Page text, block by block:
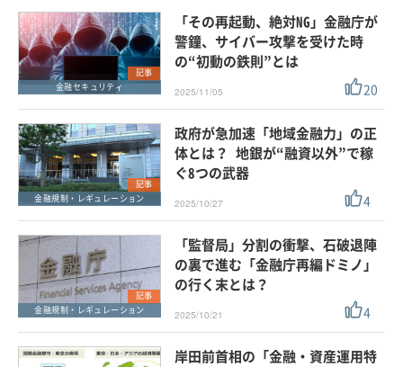
記事
金融セキュリティ
「その再起動、絶対NG」金融庁が
警鐘、サイバー攻撃を受けた時
の“初動の鉄則”とは
2025/11/05 20
記事
金融規制・レギュレーション
政府が急加速「地域金融力」の正
体とは？ 地銀が“融資以外”で稼
ぐ8つの武器
2025/10/27 4
記事
金融規制・レギュレーション
「監督局」分割の衝撃、石破退陣
の裏で進む「金融庁再編ドミノ」
の行く末とは？
2025/10/21 4
岸田前首相の「金融・資産運用特